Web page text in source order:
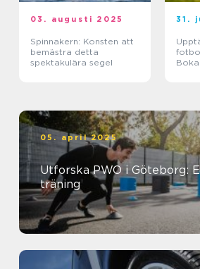
03. augusti 2025
Spinnakern: Konsten att
bemästra detta
spektakulära segel
31.
05. april 2025
Utforska PWO i Göteborg:
träning